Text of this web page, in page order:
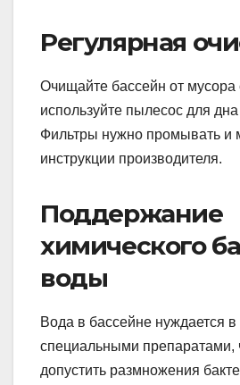
Регулярная
Очищайте бассейн от
используйте пылесос для
Фильтры нужно промывать и
инструкции производителя.
Поддержание
химического
воды
Вода в бассейне нуждается в
специальными препаратами,
допустить размножения